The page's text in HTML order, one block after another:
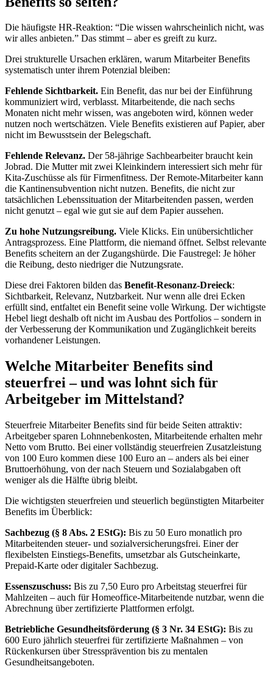
Die häufigste HR-Reaktion: “Die wissen wahrscheinlich nicht, was
wir alles anbieten.” Das stimmt – aber es greift zu kurz.
Drei strukturelle Ursachen erklären, warum Mitarbeiter Benefits
systematisch unter ihrem Potenzial bleiben:
Fehlende Sichtbarkeit. Ein Benefit, das nur bei der Einführung
kommuniziert wird, verblasst. Mitarbeitende, die nach sechs
Monaten nicht mehr wissen, was angeboten wird, können weder
nutzen noch wertschätzen. Viele Benefits existieren auf Papier, aber
nicht im Bewusstsein der Belegschaft.
Fehlende Relevanz. Der 58-jährige Sachbearbeiter braucht kein
Jobrad. Die Mutter mit zwei Kleinkindern interessiert sich mehr für
Kita-Zuschüsse als für Firmenfitness. Der Remote-Mitarbeiter kann
die Kantinensubvention nicht nutzen. Benefits, die nicht zur
tatsächlichen Lebenssituation der Mitarbeitenden passen, werden
nicht genutzt – egal wie gut sie auf dem Papier aussehen.
Zu hohe Nutzungsreibung. Viele Klicks. Ein unübersichtlicher
Antragsprozess. Eine Plattform, die niemand öffnet. Selbst relevante
Benefits scheitern an der Zugangshürde. Die Faustregel: Je höher
die Reibung, desto niedriger die Nutzungsrate.
Diese drei Faktoren bilden das Benefit-Resonanz-Dreieck:
Sichtbarkeit, Relevanz, Nutzbarkeit. Nur wenn alle drei Ecken
erfüllt sind, entfaltet ein Benefit seine volle Wirkung. Der wichtigste
Hebel liegt deshalb oft nicht im Ausbau des Portfolios – sondern in
der Verbesserung der Kommunikation und Zugänglichkeit bereits
vorhandener Leistungen.
Welche Mitarbeiter Benefits sind
steuerfrei – und was lohnt sich für
Arbeitgeber im Mittelstand?
Steuerfreie Mitarbeiter Benefits sind für beide Seiten attraktiv:
Arbeitgeber sparen Lohnnebenkosten, Mitarbeitende erhalten mehr
Netto vom Brutto. Bei einer vollständig steuerfreien Zusatzleistung
von 100 Euro kommen diese 100 Euro an – anders als bei einer
Bruttoerhöhung, von der nach Steuern und Sozialabgaben oft
weniger als die Hälfte übrig bleibt.
Die wichtigsten steuerfreien und steuerlich begünstigten Mitarbeiter
Benefits im Überblick:
Sachbezug (§ 8 Abs. 2 EStG): Bis zu 50 Euro monatlich pro
Mitarbeitenden steuer- und sozialversicherungsfrei. Einer der
flexibelsten Einstiegs-Benefits, umsetzbar als Gutscheinkarte,
Prepaid-Karte oder digitaler Sachbezug.
Essenszuschuss: Bis zu 7,50 Euro pro Arbeitstag steuerfrei für
Mahlzeiten – auch für Homeoffice-Mitarbeitende nutzbar, wenn die
Abrechnung über zertifizierte Plattformen erfolgt.
Betriebliche Gesundheitsförderung (§ 3 Nr. 34 EStG): Bis zu
600 Euro jährlich steuerfrei für zertifizierte Maßnahmen – von
Rückenkursen über Stressprävention bis zu mentalen
Gesundheitsangeboten.